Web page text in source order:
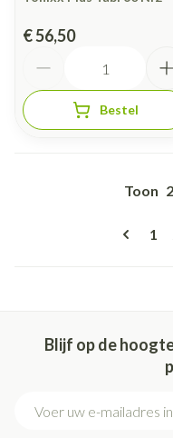
€ 56,50
Bestel
U
1
Toon
Blijf op de